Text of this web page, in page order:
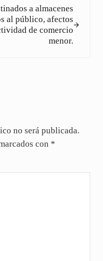
a almacenes
al público, afectos
de comercio
menor.
no será publicada.
con *